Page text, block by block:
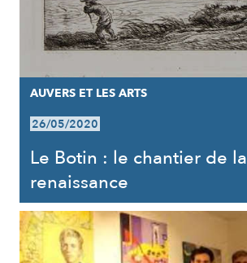
AUVERS ET LES ARTS
26/05/2020
Le Botin : le chantier de la
renaissance